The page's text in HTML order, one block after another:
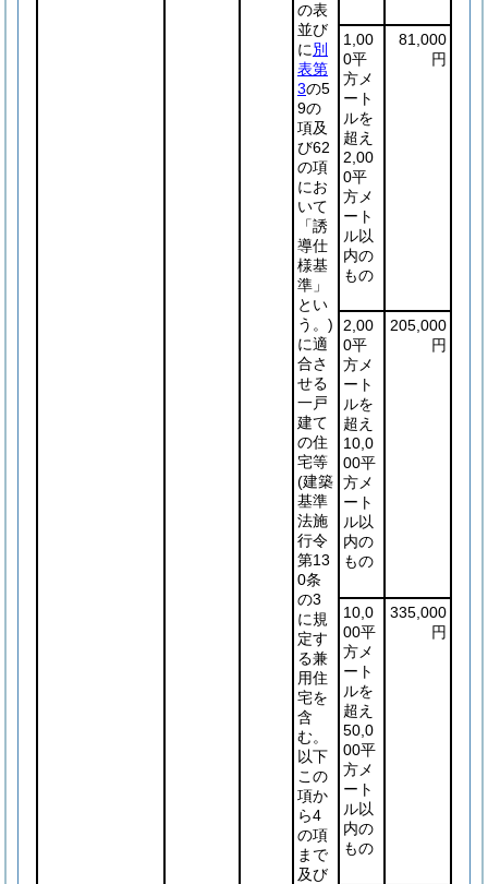
の表
並び
に別
表第
3の5
9の
項及
び62
の項
にお
いて
「誘
導仕
様基
準」
とい
う。)
に適
合さ
せる
一戸
建て
の住
宅等
(建築
基準
法施
行令
第13
0条
の3
に規
定す
る兼
用住
宅を
含
む。
以下
この
項か
ら4
の項
まで
及び
1,00
0平
方メ
ート
ルを
超え
2,00
0平
方メ
ート
ル以
内の
もの
81,000
円
2,00
0平
方メ
ート
ルを
超え
10,0
00平
方メ
ート
ル以
内の
もの
205,000
円
10,0
00平
方メ
ート
ルを
超え
50,0
00平
方メ
ート
ル以
内の
もの
335,000
円